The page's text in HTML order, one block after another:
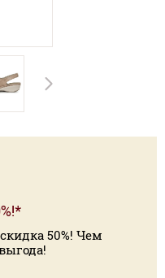
50%! Чем